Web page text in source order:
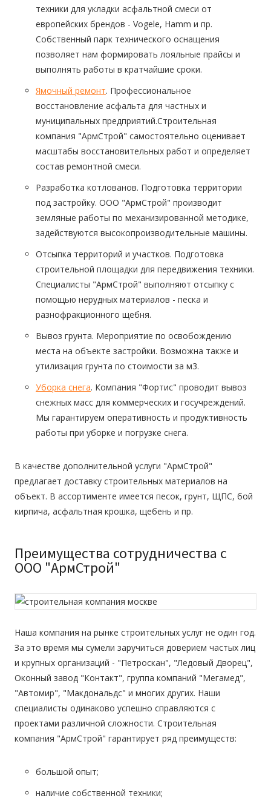
техники для укладки асфальтной смеси от
европейских брендов - Vogele, Hamm и пр.
Собственный парк технического оснащения
позволяет нам формировать лояльные прайсы и
выполнять работы в кратчайшие сроки.
Ямочный ремонт. Профессиональное
восстановление асфальта для частных и
муниципальных предприятий.Строительная
компания "АрмСтрой" самостоятельно оценивает
масштабы восстановительных работ и определяет
состав ремонтной смеси.
Разработка котлованов. Подготовка территории
под застройку. ООО "АрмСтрой" производит
земляные работы по механизированной методике,
задействуются высокопроизводительные машины.
Отсыпка территорий и участков. Подготовка
строительной площадки для передвижения техники.
Специалисты "АрмСтрой" выполняют отсыпку с
помощью нерудных материалов - песка и
разнофракционного щебня.
Вывоз грунта. Мероприятие по освобождению
места на объекте застройки. Возможна также и
утилизация грунта по стоимости за м3.
Уборка снега. Компания "Фортис" проводит вывоз
снежных масс для коммерческих и госучреждений.
Мы гарантируем оперативность и продуктивность
работы при уборке и погрузке снега.
В качестве дополнительной услуги "АрмСтрой"
предлагает доставку строительных материалов на
объект. В ассортименте имеется песок, грунт, ЩПС, бой
кирпича, асфальтная крошка, щебень и пр.
Преимущества сотрудничества с
ООО "АрмСтрой"
Наша компания на рынке строительных услуг не один год.
За это время мы сумели заручиться доверием частых лиц
и крупных организаций - "Петроскан", "Ледовый Дворец",
Оконный завод "Контакт", группа компаний "Мегамед",
"Автомир", "Макдональдс" и многих других. Наши
специалисты одинаково успешно справляются с
проектами различной сложности. Строительная
компания "АрмСтрой" гарантирует ряд преимуществ:
большой опыт;
наличие собственной техники;